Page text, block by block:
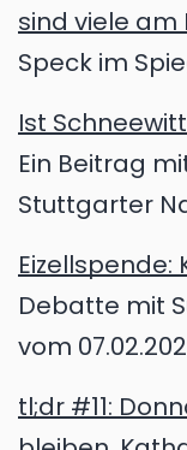
sind viele am
Speck im
Ist
Ein Beitrag
Stuttgarter
Eizellspende:
Debatte mit
vom
tl;dr #11: